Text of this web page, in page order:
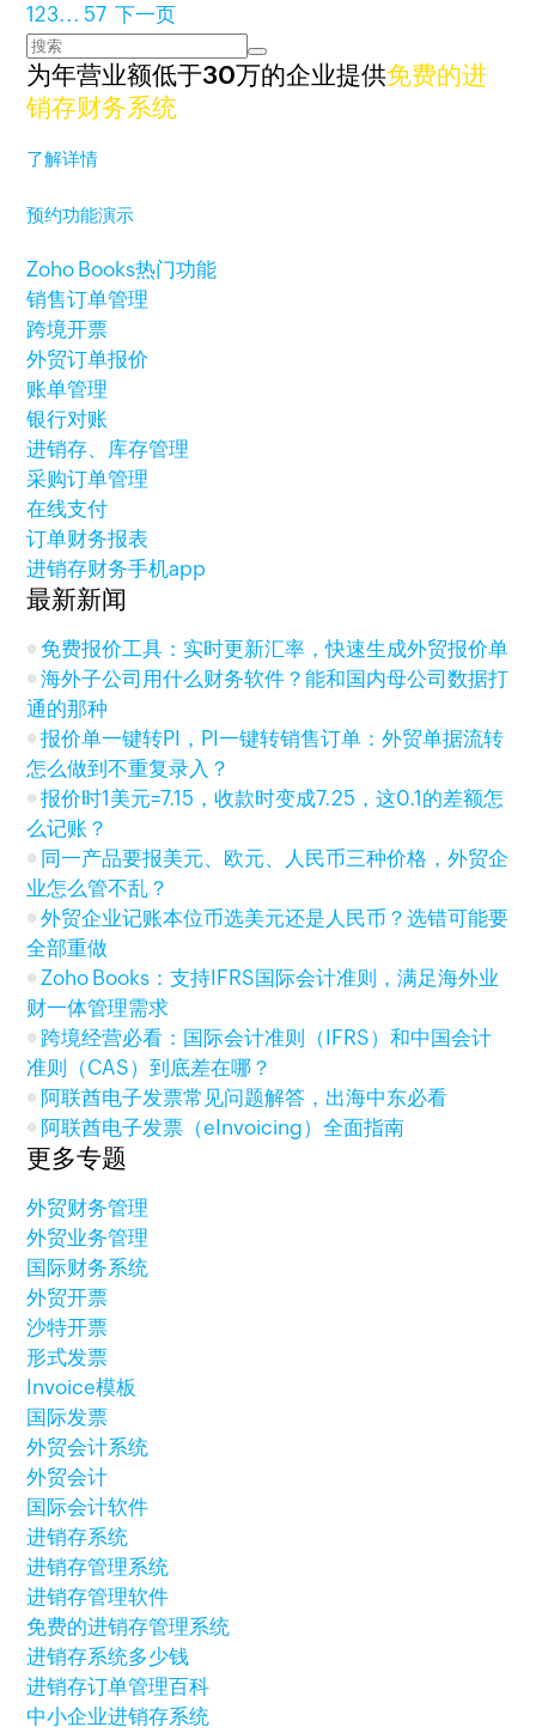
123... 57 下一页
为年营业额低于30万的企业提供免费的进
销存财务系统
了解详情
预约功能演示
Zoho Books热门功能
销售订单管理
跨境开票
外贸订单报价
账单管理
银行对账
进销存、库存管理
采购订单管理
在线支付
订单财务报表
进销存财务手机app
最新新闻
免费报价工具：实时更新汇率，快速生成外贸报价单
海外子公司用什么财务软件？能和国内母公司数据打
通的那种
报价单一键转PI，PI一键转销售订单：外贸单据流转
怎么做到不重复录入？
报价时1美元=7.15，收款时变成7.25，这0.1的差额怎
么记账？
同一产品要报美元、欧元、人民币三种价格，外贸企
业怎么管不乱？
外贸企业记账本位币选美元还是人民币？选错可能要
全部重做
Zoho Books：支持IFRS国际会计准则，满足海外业
财一体管理需求
跨境经营必看：国际会计准则（IFRS）和中国会计
准则（CAS）到底差在哪？
阿联酋电子发票常见问题解答，出海中东必看
阿联酋电子发票（eInvoicing）全面指南
更多专题
外贸财务管理
外贸业务管理
国际财务系统
外贸开票
沙特开票
形式发票
Invoice模板
国际发票
外贸会计系统
外贸会计
国际会计软件
进销存系统
进销存管理系统
进销存管理软件
免费的进销存管理系统
进销存系统多少钱
进销存订单管理百科
中小企业进销存系统